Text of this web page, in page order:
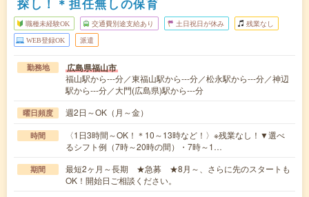
職種未経験OK 交通費別途支給あり 土日祝日が休み 残業なし
WEB登録OK 派遣
勤務地 広島県福山市
福山駅から---分／東福山駅から---分／松永駅から---分／神辺
駅から---分／大門(広島県)駅から---分
曜日頻度 週2日～OK（月～金）
時間
〈1日3時間～OK！＊10～13時など！〉※残業なし！▼選べ
るシフト例（7時～20時の間）・7時～1…
期間
最短2ヶ月～長期 ★急募 ★8月～、さらに先のスタートも
OK！開始日ご相談ください。